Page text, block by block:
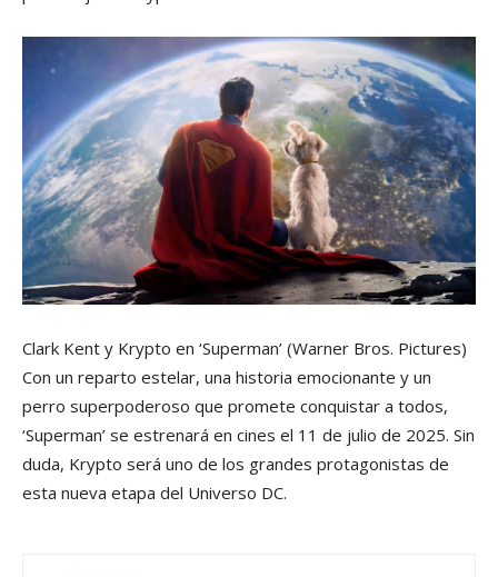
Clark Kent y Krypto en ‘Superman’ (Warner Bros. Pictures)
Con un reparto estelar, una historia emocionante y un
perro superpoderoso que promete conquistar a todos,
‘Superman’ se estrenará en cines el 11 de julio de 2025. Sin
duda, Krypto será uno de los grandes protagonistas de
esta nueva etapa del Universo DC.